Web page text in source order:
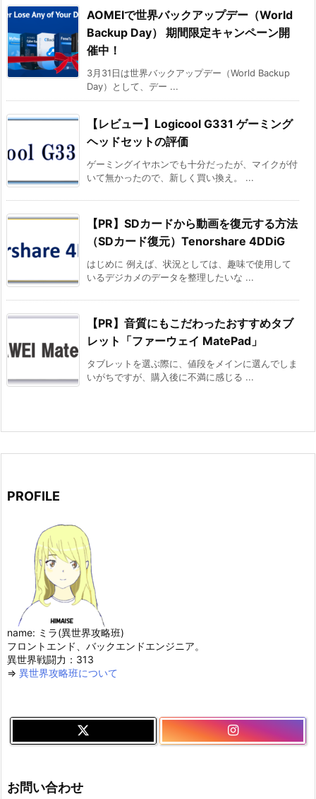
AOMEIで世界バックアップデー（World
Backup Day） 期間限定キャンペーン開
催中！
3月31日は世界バックアップデー（World Backup
Day）として、デー ...
【レビュー】Logicool G331 ゲーミング
ヘッドセットの評価
ゲーミングイヤホンでも十分だったが、マイクが付
いて無かったので、新しく買い換え。 ...
【PR】SDカードから動画を復元する方法
（SDカード復元）Tenorshare 4DDiG
はじめに 例えば、状況としては、趣味で使用して
いるデジカメのデータを整理したいな ...
【PR】音質にもこだわったおすすめタブ
レット「ファーウェイ MatePad」
タブレットを選ぶ際に、値段をメインに選んでしま
いがちですが、購入後に不満に感じる ...
PROFILE
name: ミラ(異世界攻略班)
フロントエンド、バックエンドエンジニア。
異世界戦闘力：313
⇒ 異世界攻略班について
お問い合わせ